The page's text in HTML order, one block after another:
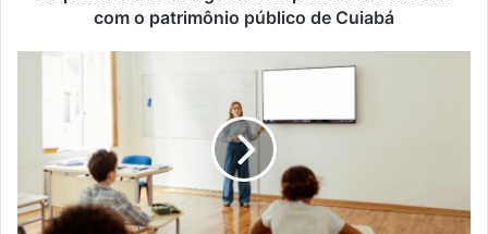
com o patrimônio público de Cuiabá
com
smart
TVs
em